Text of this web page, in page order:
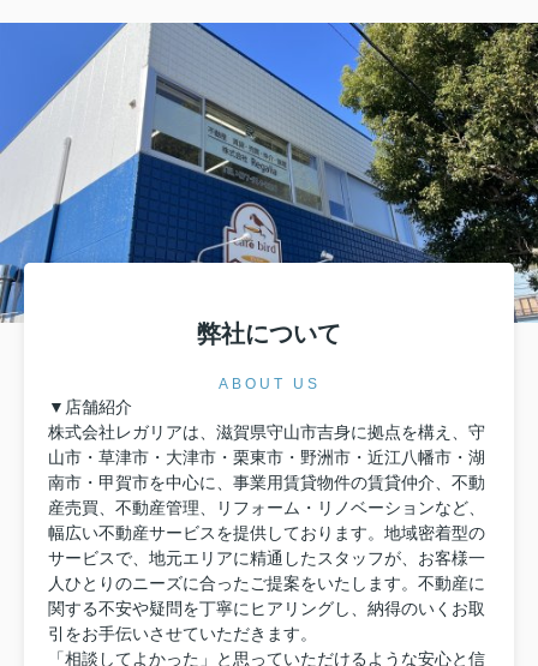
順や、属人化といった現場で起こる課題
とその解決策について解説します。これ
から自社の事業拡大に向けて、工場や倉
庫の購入をご検討されている方は、ぜひ
ご参考になさってくださいね。▼ 物件情
報が見たい方はこちらをクリック ▼大津
市の店舗・事務所一覧へ進む 目次 ▼ 倉
庫の入出庫管理...
や必要な3つの条件から
ていく際のポイントにつ
す。これから理想のお店
る予定の方や、より効果
ンを模索している事業者
参考になさってください
が見たい方はこちらをク
の店舗・事務所一覧へ進
弊社について
ABOUT US
▼店舗紹介
株式会社レガリアは、滋賀県守山市吉身に拠点を構え、守
山市・草津市・大津市・栗東市・野洲市・近江八幡市・湖
南市・甲賀市を中心に、事業用賃貸物件の賃貸仲介、不動
産売買、不動産管理、リフォーム・リノベーションなど、
幅広い不動産サービスを提供しております。地域密着型の
サービスで、地元エリアに精通したスタッフが、お客様一
人ひとりのニーズに合ったご提案をいたします。不動産に
関する不安や疑問を丁寧にヒアリングし、納得のいくお取
引をお手伝いさせていただきます。
「相談してよかった」と思っていただけるような安心と信